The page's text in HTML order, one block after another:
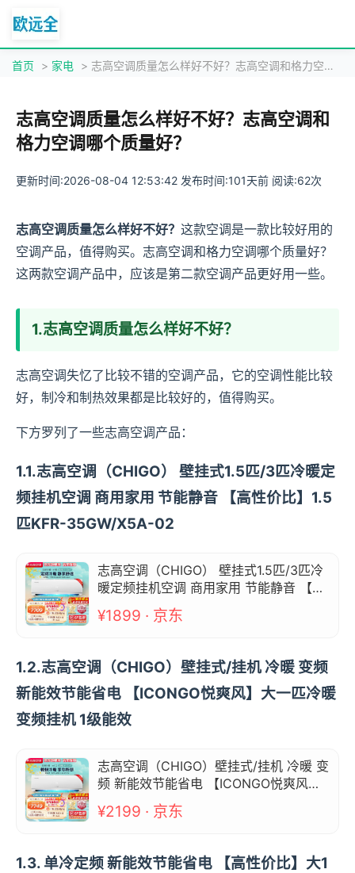
首页 > 家电 > 志高空调质量怎么样好不好？志高空调和格力空调哪个质量好？
志高空调质量怎么样好不好？志高空调和
格力空调哪个质量好？
更新时间:2026-08-04 12:53:42 发布时间:101天前 阅读:62次
志高空调质量怎么样好不好？ 这款空调是一款比较好用的
空调产品，值得购买。志高空调和格力空调哪个质量好？
这两款空调产品中，应该是第二款空调产品更好用一些。
1.志高空调质量怎么样好不好？
志高空调失忆了比较不错的空调产品，它的空调性能比较
好，制冷和制热效果都是比较好的，值得购买。
下方罗列了一些志高空调产品：
1.1.志高空调（CHIGO） 壁挂式1.5匹/3匹冷暖定
频挂机空调 商用家用 节能静音 【高性价比】1.5
匹KFR-35GW/X5A-02
志高空调（CHIGO） 壁挂式1.5匹/3匹冷
暖定频挂机空调 商用家用 节能静音 【高
性价比】1.5匹KFR-35GW/X5A-02
¥1899 · 京东
1.2.志高空调（CHIGO）壁挂式/挂机 冷暖 变频
新能效节能省电 【ICONGO悦爽风】大一匹冷暖
变频挂机 1级能效
志高空调（CHIGO）壁挂式/挂机 冷暖 变
频 新能效节能省电 【ICONGO悦爽风】
大一匹冷暖变频挂机 1级能效
¥2199 · 京东
1.3. 单冷定频 新能效节能省电 【高性价比】大1